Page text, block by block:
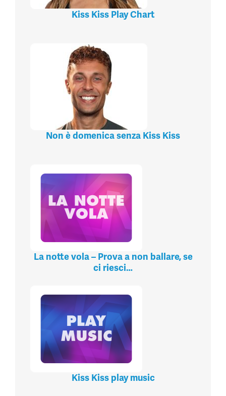
Kiss Kiss Play Chart
Non è domenica senza Kiss Kiss
La notte vola – Prova a non ballare, se
ci riesci…
Kiss Kiss play music